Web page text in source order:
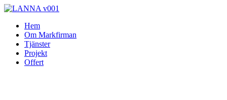
Skip
contentHem
Om Markfirman
Tjänster
Projekt
Offert